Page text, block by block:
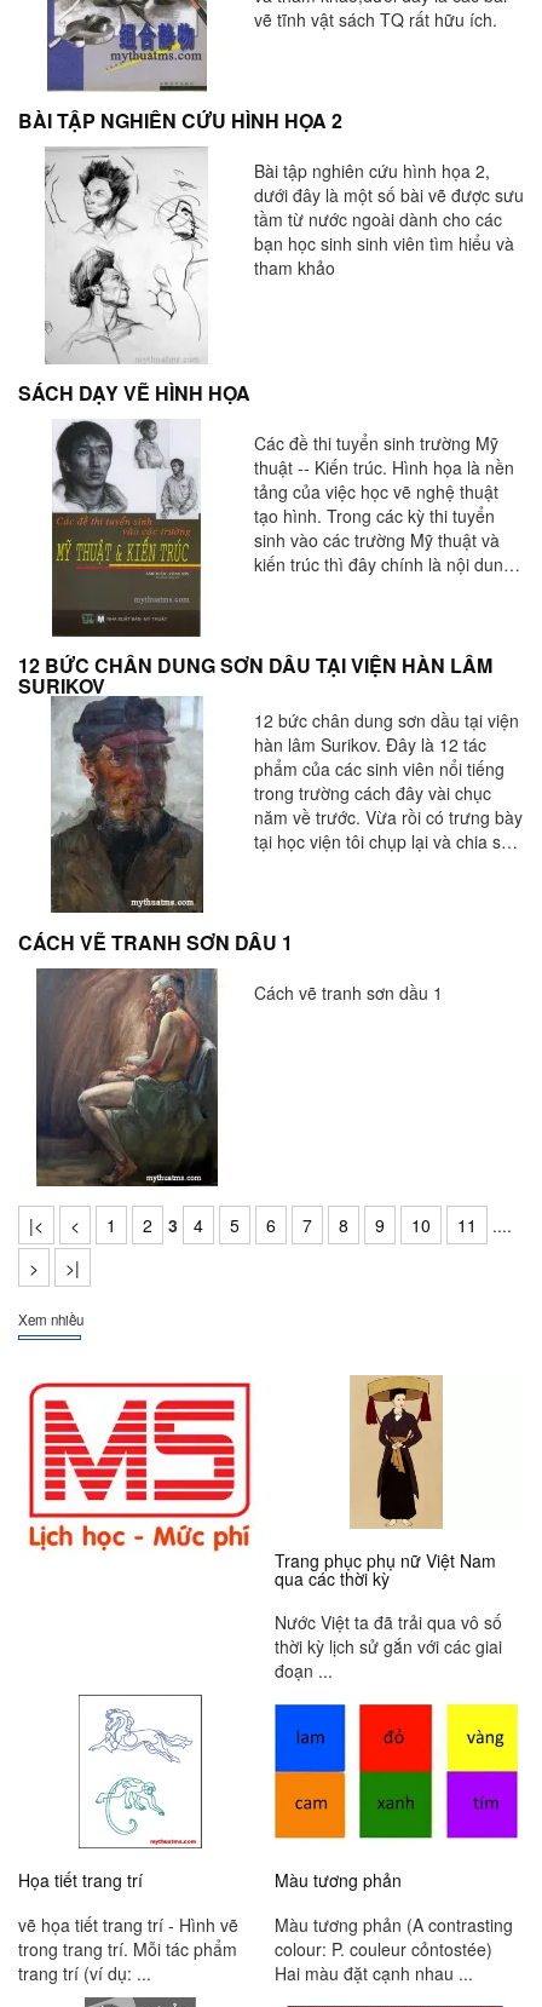
vẽ tĩnh vật sách TQ rất hữu ích.
BÀI TẬP NGHIÊN CỨU HÌNH HỌA 2
Bài tập nghiên cứu hình họa 2,
dưới đây là một số bài vẽ được sưu
tầm từ nước ngoài dành cho các
bạn học sinh sinh viên tìm hiểu và
tham khảo
SÁCH DẠY VẼ HÌNH HỌA
Các đề thi tuyển sinh trường Mỹ
thuật -- Kiến trúc. Hình họa là nền
tảng của việc học vẽ nghệ thuật
tạo hình. Trong các kỳ thi tuyển
sinh vào các trường Mỹ thuật và
kiến trúc thì đây chính là nội dung
vẽ tượng thạch cao, vẽ đầu tượng,
vẻ tả thực,… thực…. Đối với những
hình thức vẽ này mà nói thì trước
mắt là dựa vào năng lực quan sat,
lý giải hình tượng, kết hợp với năng
lực tạo hìnhvà nghệ thuật thẩm mỹ
để đánh giá.
12 BỨC CHÂN DUNG SƠN DẦU TẠI VIỆN HÀN LÂM
SURIKOV
12 bức chân dung sơn dầu tại viện
hàn lâm Surikov. Đây là 12 tác
phẩm của các sinh viên nổi tiếng
trong trường cách đây vài chục
năm về trước. Vừa rồi có trưng bày
tại học viện tôi chụp lại và chia sẻ
CÁCH VẼ TRANH SƠN DẦU 1
Cách vẽ tranh sơn dầu 1
|< < 1 2 3 4 5 6 7 8 9 10 11
....
>
>|
Xem nhiều
Trang phục phụ nữ Việt Nam
qua các thời kỳ
Nước Việt ta đã trải qua vô số
thời kỳ lịch sử gắn với các giai
đoạn ...
Họa tiết trang trí
vẽ họa tiết trang trí - Hình vẽ
trong trang trí. Mỗi tác phẩm
trang trí (ví dụ: ...
Màu tương phản
Màu tương phản (A contrasting
colour: P. couleur cỏntostée)
Hai màu đặt cạnh nhau ...